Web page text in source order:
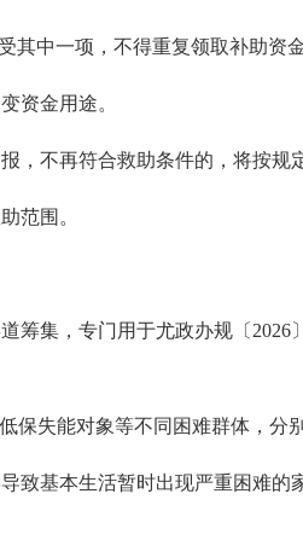
中一项，不得重复领取补助资金
资金用途。
不再符合救助条件的，将按规
范围。
筹集，专门 用于尤政办规 〔
失能对象等不同困难群体，分
基本生活暂时出现严重困难的